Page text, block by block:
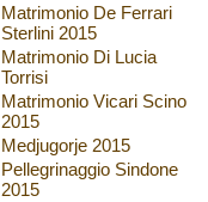
Matrimonio De Ferrari
Sterlini 2015
Matrimonio Di Lucia
Torrisi
Matrimonio Vicari Scino
2015
Medjugorje 2015
Pellegrinaggio Sindone
2015